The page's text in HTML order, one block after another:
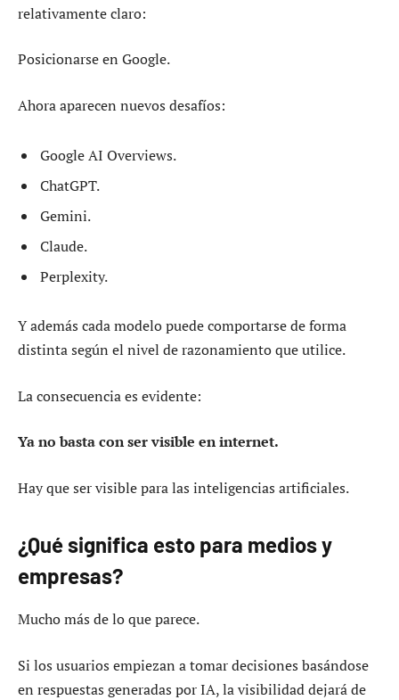
relativamente claro:
Posicionarse en Google.
Ahora aparecen nuevos desafíos:
Google AI Overviews.
ChatGPT.
Gemini.
Claude.
Perplexity.
Y además cada modelo puede comportarse de forma
distinta según el nivel de razonamiento que utilice.
La consecuencia es evidente:
Ya no basta con ser visible en internet.
Hay que ser visible para las inteligencias artificiales.
¿Qué significa esto para medios y
empresas?
Mucho más de lo que parece.
Si los usuarios empiezan a tomar decisiones basándose
en respuestas generadas por IA, la visibilidad dejará de